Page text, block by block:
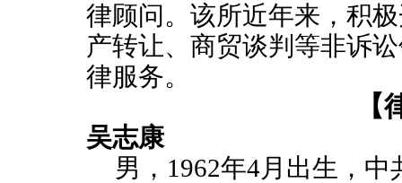
律顾问。该所近年来，积
产转让、商贸谈判等非诉
律服务。
吴志康
男， 1962年4月出生，中